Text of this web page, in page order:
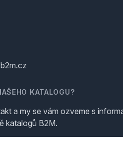
KATALOGU?
a my se vám ozveme s
katalogů B2M.